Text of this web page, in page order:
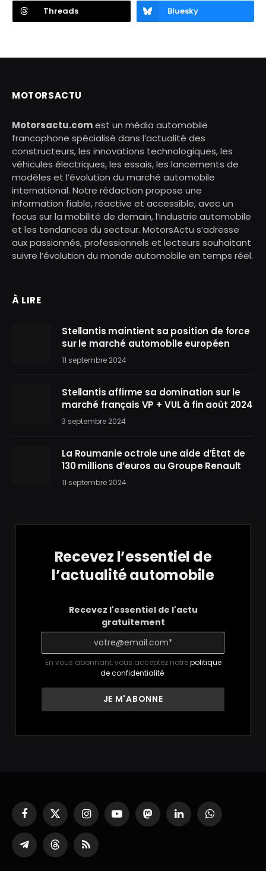
Threads Bluesky
MOTORSACTU
Motorsactu.comest un média automobile
francophone spécialisé dans l’actualité des
constructeurs, les innovations technologiques, les
véhicules électriques, les essais, les lancements de
modèles et l’évolution du marché automobile
international. Notre rédaction propose une
information fiable, réactive et accessible, avec un
focus sur la mobilité de demain, l’industrie automobile
et les tendances du secteur. MotorsActu s’adresse
aux passionnés, professionnels et lecteurs souhaitant
suivre l’évolution du monde automobile en temps réel.
À LIRE
Stellantis maintient sa position de force
sur le marché automobile européen
11 septembre 2024
Stellantis affirme sa domination sur le
marché français VP + VUL à fin août 2024
3 septembre 2024
La Roumanie octroie une aide d’État de
130 millions d’euros au Groupe Renault
11 septembre 2024
Recevez l’essentiel de
l’actualité automobile
Recevez l'essentiel de l'actu
gratuitement
En vous abonnant, vous acceptez notrepolitique
de confidentialité.
Facebook
X
(Twitter)
InstagramYouTubeMastodonLinkedInWhatsApp
Partager
sur
ThreadsRSS